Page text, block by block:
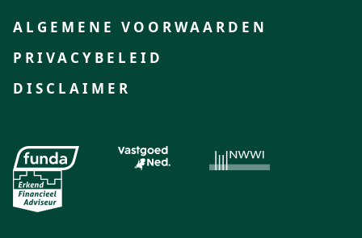
ALGEMENE VOORWAARDEN
PRIVACYBELEID
DISCLAIMER